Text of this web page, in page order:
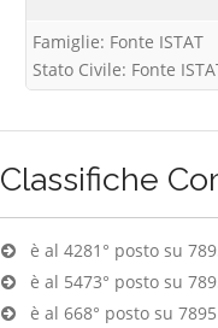
Famiglie: Fonte ISTAT
Stato Civile: Fonte
Classifiche
è al 4281° posto su
è al 5473° posto su
è al 668° posto su